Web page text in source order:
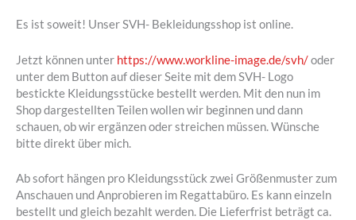
Es ist soweit! Unser SVH- Bekleidungsshop ist online.
Jetzt können unter https://www.workline-image.de/svh/oder
unter dem Button auf dieser Seite mit dem SVH- Logo
bestickte Kleidungsstücke bestellt werden. Mit den nun im
Shop dargestellten Teilen wollen wir beginnen und dann
schauen, ob wir ergänzen oder streichen müssen. Wünsche
bitte direkt über mich.
Ab sofort hängen pro Kleidungsstück zwei Größenmuster zum
Anschauen und Anprobieren im Regattabüro. Es kann einzeln
bestellt und gleich bezahlt werden. Die Lieferfrist beträgt ca.